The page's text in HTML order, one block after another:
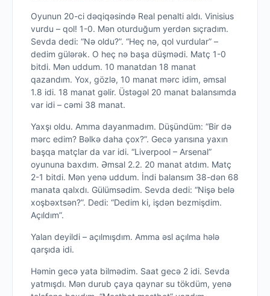
Oyunun 20-ci dəqiqəsində Real penalti aldı. Vinisius
vurdu – qol! 1-0. Mən oturduğum yerdən sıçradım.
Sevda dedi: “Nə oldu?”. “Heç nə, qol vurdular” –
dedim gülərək. O heç nə başa düşmədi. Matç 1-0
bitdi. Mən uddum. 10 manatdan 18 manat
qazandım. Yox, gözlə, 10 manat mərc idim, əmsal
1.8 idi. 18 manat gəlir. Üstəgəl 20 manat balansımda
var idi – cəmi 38 manat.
Yaxşı oldu. Amma dayanmadım. Düşündüm: “Bir də
mərc edim? Bəlkə daha çox?”. Gecə yarısına yaxın
başqa matçlar da var idi. “Liverpool – Arsenal”
oyununa baxdım. Əmsal 2.2. 20 manat atdım. Matç
2-1 bitdi. Mən yenə uddum. İndi balansım 38-dən 68
manata qalxdı. Gülümsədim. Sevda dedi: “Nişə belə
xoşbəxtsən?”. Dedi: “Dedim ki, işdən bezmişdim.
Açıldım”.
Yalan deyildi – açılmışdım. Amma əsl açılma hələ
qarşıda idi.
Həmin gecə yata bilmədim. Saat gecə 2 idi. Sevda
yatmışdı. Mən durub çaya qaynar su tökdüm, yenə